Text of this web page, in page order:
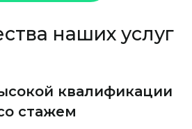
наших услуг
квалификации
стажем